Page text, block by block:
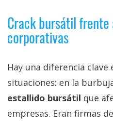
Crack bursátil frente
corporativas
Hay una diferencia clave
situaciones: en la
estallido bursátil que
empresas. Eran firmas